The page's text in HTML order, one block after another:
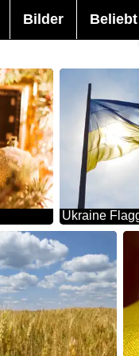
Bilder Beliebt
Ukraine